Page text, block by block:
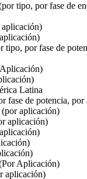
tipo, por fase de
tipo, por fase de
Latina
fase de potencia,
aplicación)
aplicación)
Aplicación)
aplicación)